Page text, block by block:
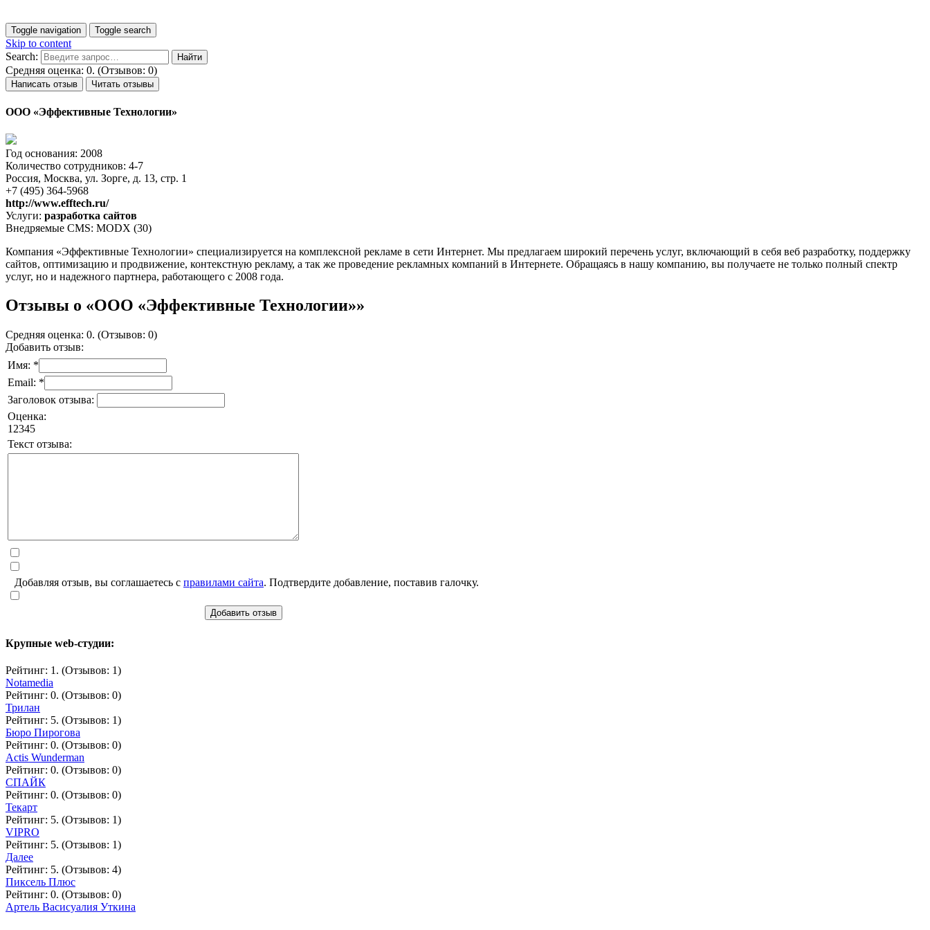
Toggle navigation Toggle search
Skip to content
Search:
Средняя оценка: 0. (Отзывов: 0)
Написать отзыв Читать отзывы
ООО «Эффективные Технологии»
Год основания: 2008
Количество сотрудников: 4-7
Россия, Москва, ул. Зорге, д. 13, стр. 1
+7 (495) 364-5968
http://www.efftech.ru/
Услуги: разработка сайтов
Внедряемые CMS: MODX (30)
Компания «Эффективные Технологии» специализируется на комплексной рекламе в сети Интернет. Мы предлагаем широкий перечень услуг, включающий в себя веб разработку, поддержку
сайтов, оптимизацию и продвижение, контекстную рекламу, а так же проведение рекламных компаний в Интернете. Обращаясь в нашу компанию, вы получаете не только полный спектр
услуг, но и надежного партнера, работающего с 2008 года.
Отзывы о «ООО «Эффективные Технологии»»
Средняя оценка: 0. (Отзывов: 0)
Добавить отзыв:
Имя: *
Email: *
Заголовок отзыва:
Оценка:
1 2345
Текст отзыва:
Добавляя отзыв, вы соглашаетесь с правилами сайта. Подтвердите добавление, поставив галочку.
Добавить отзыв
Крупные web-студии:
Рейтинг: 1. (Отзывов: 1)
Notamedia
Рейтинг: 0. (Отзывов: 0)
Трилан
Рейтинг: 5. (Отзывов: 1)
Бюро Пирогова
Рейтинг: 0. (Отзывов: 0)
Actis Wunderman
Рейтинг: 0. (Отзывов: 0)
СПАЙК
Рейтинг: 0. (Отзывов: 0)
Текарт
Рейтинг: 5. (Отзывов: 1)
VIPRO
Рейтинг: 5. (Отзывов: 1)
Далее
Рейтинг: 5. (Отзывов: 4)
Пиксель Плюс
Рейтинг: 0. (Отзывов: 0)
Артель Васисуалия Уткина